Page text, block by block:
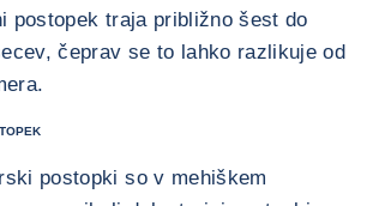
postopek traja približno šest do
čeprav se to lahko razlikuje od
postopki so v mehiškem